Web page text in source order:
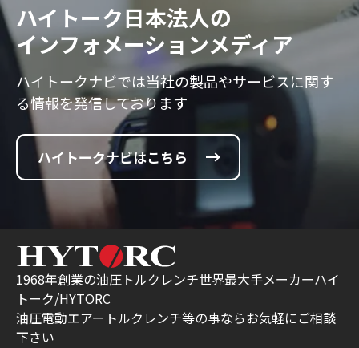
ハイトーク日本法人の
インフォメーションメディア
ハイトークナビでは当社の製品やサービスに関す
る情報を発信しております
ハイトークナビはこちら
1968年創業の油圧トルクレンチ世界最大手メーカーハイ
トーク/HYTORC
油圧電動エアートルクレンチ等の事ならお気軽にご相談
下さい